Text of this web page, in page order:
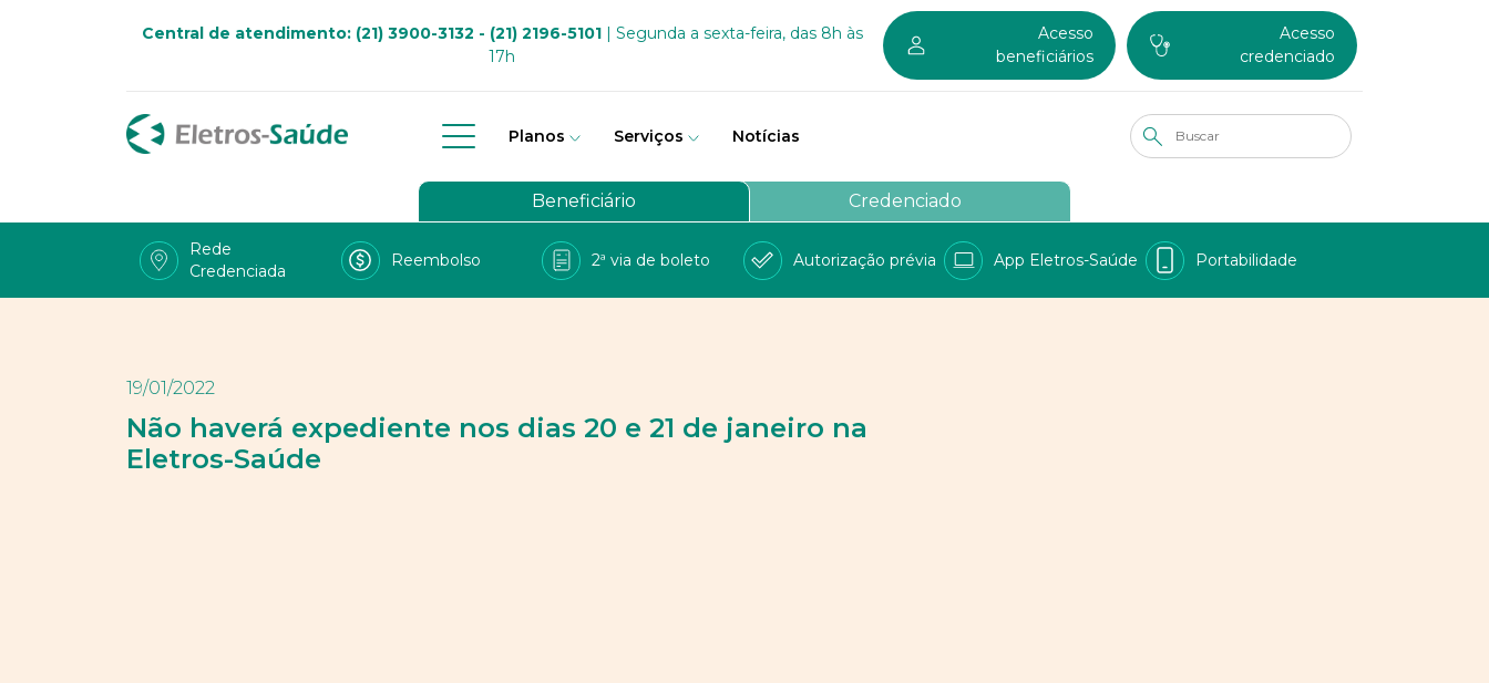
Central de atendimento: (21) 3900-3132 - (21) 2196-5101| Segunda a sexta-feira, das 8h às
17h
Acesso
beneficiários
Acesso
credenciado
Planos Serviços Notícias
Quem somos
Governança
Viva Bem
Beneficiário Credenciado
Rede
Credenciada
Reembolso 2ª via de boleto Autorização prévia App Eletros-Saúde Portabilidade
19/01/2022
Não haverá expediente nos dias 20 e 21 de janeiro na
Eletros-Saúde